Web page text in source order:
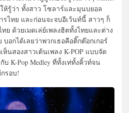
ห้รู้ว่า ทั้งสาว โซลาร์และมุนบยอล
รไทย และก่อนจะจบอีเว้นท์นี้ สาวๆ ก็
ด้วยเมดเล่ย์เพลงฮิตทั้งไทยและต่าง
อกได้เลยว่าพวกเธอคือติ๊กต๊อกเกอร์
นสองสาวเต้นเพลง K-POP แบบจัด
K-Pop Medley ที่ทั้งเท่ทั้งคิ้วท์จน
รอบ!